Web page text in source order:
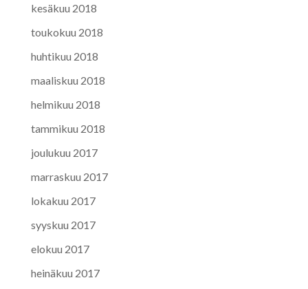
kesäkuu 2018
toukokuu 2018
huhtikuu 2018
maaliskuu 2018
helmikuu 2018
tammikuu 2018
joulukuu 2017
marraskuu 2017
lokakuu 2017
syyskuu 2017
elokuu 2017
heinäkuu 2017